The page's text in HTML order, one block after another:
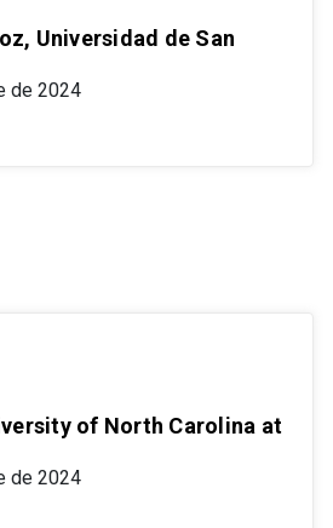
Universidad de San
de 2024
of North Carolina at
de 2024